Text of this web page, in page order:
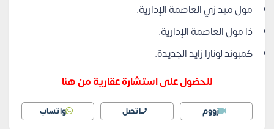
مول ميد زي العاصمة الإدارية.
ذا مول العاصمة الإدارية.
كمبوند لونارا زايد الجديدة.
للحضول على استشارة عقارية من هنا
زووم اتصل واتساب